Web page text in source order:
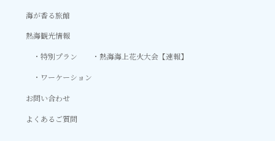
海が香る旅館
熱海観光情報
特別プラン
熱海海上花火大会【速報】
ワーケーション
お問い合わせ
よくあるご質問